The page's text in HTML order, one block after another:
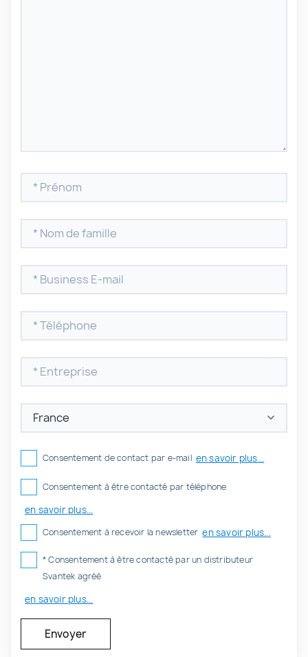
Consentement de contact par e-mail en savoir plus...
Consentement à être contacté par téléphone
en savoir plus...
Consentement à recevoir la newsletter en savoir plus...
* Consentement à être contacté par un distributeur
Svantek agréé
en savoir plus...